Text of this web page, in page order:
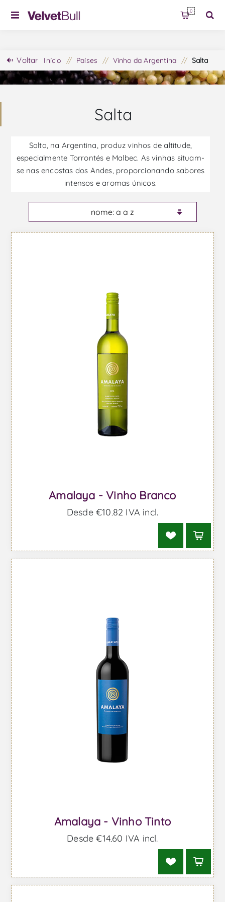
0
Voltar Início / Países / Vinho da Argentina / Salta
Salta
Salta, na Argentina, produz vinhos de altitude,
especialmente Torrontés e Malbec. As vinhas situam-
se nas encostas dos Andes, proporcionando sabores
intensos e aromas únicos.
Amalaya - Vinho Branco
Desde €10,82 IVA incl.
Amalaya - Vinho Tinto
Desde €14,60 IVA incl.